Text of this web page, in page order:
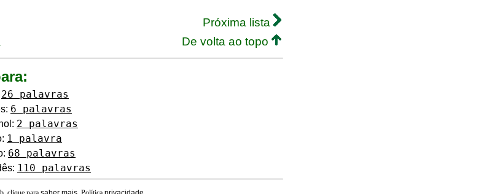
Próxima lista
De volta ao topo
26 palavras
6 palavras
2 palavras
1 palavra
68 palavras
110 palavras